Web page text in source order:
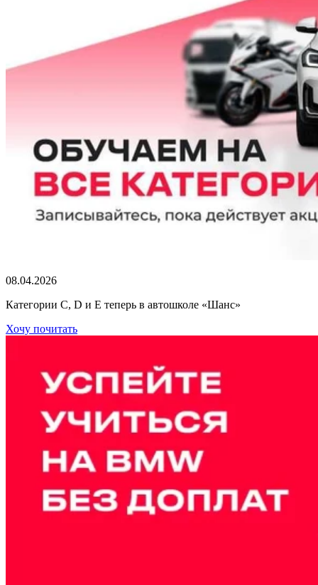
08.04.2026
Категории C, D и E теперь в автошколе «Шанс»
Хочу почитать